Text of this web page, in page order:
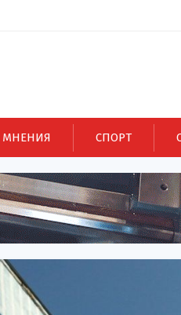
МНЕНИЯ СПОРТ